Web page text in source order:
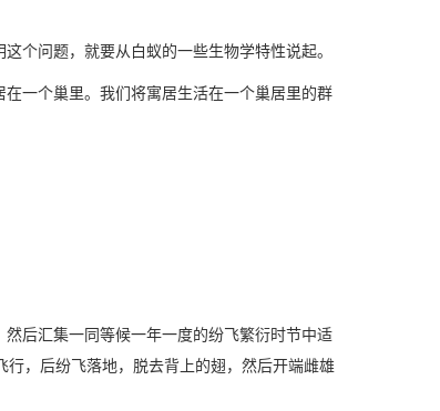
个问题，就要从白蚁的一些生物学特性说起。
一个巢里。我们将寓居生活在一个巢居里的群
后汇集一同等候一年一度的纷飞繁衍时节中适
，后纷飞落地，脱去背上的翅，然后开端雌雄